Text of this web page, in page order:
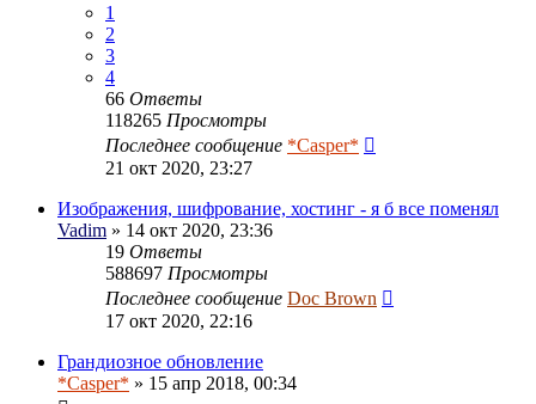
1
2
3
4
66 Ответы
118265 Просмотры
Последнее сообщение *Casper*
21 окт 2020, 23:27
Изображения, шифрование, хостинг - я б все поменял
Vadim » 14 окт 2020, 23:36
19 Ответы
588697 Просмотры
Последнее сообщение Doc Brown
17 окт 2020, 22:16
Грандиозное обновление
*Casper* » 15 апр 2018, 00:34